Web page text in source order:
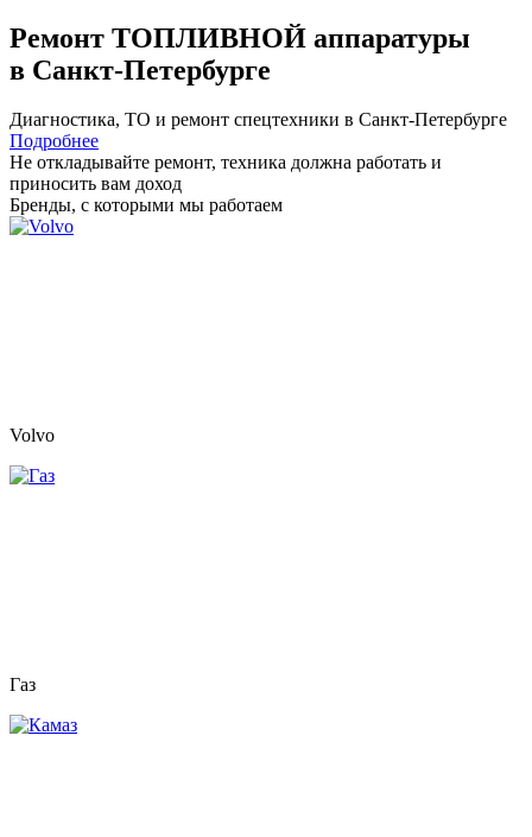
Ремонт ТОПЛИВНОЙ аппаратуры
в Санкт-Петербурге
Диагностика, ТО и ремонт спецтехники в Санкт-Петербурге
Подробнее
Не откладывайте ремонт, техника должна работать и
приносить вам доход
Бренды, с которыми мы работаем
Volvo
Газ